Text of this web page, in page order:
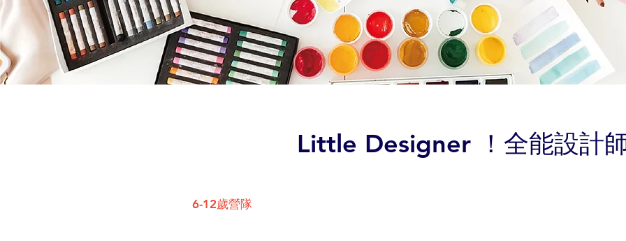
Little Designer ！全能設計
6-12歲營隊